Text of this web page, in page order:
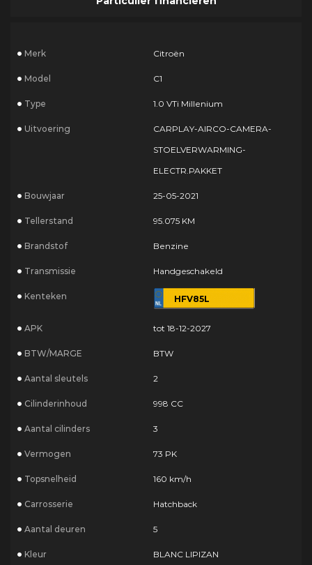
Merk Citroën
Model C1
Type 1.0 VTi Millenium
Uitvoering
CARPLAY-AIRCO-CAMERA-
STOELVERWARMING-
ELECTR.PAKKET
Bouwjaar 25-05-2021
Tellerstand 95.075 KM
Brandstof Benzine
Transmissie Handgeschakeld
Kenteken HFV85L
APK tot 18-12-2027
BTW/MARGE BTW
Aantal sleutels 2
Cilinderinhoud 998 CC
Aantal cilinders 3
Vermogen 73 PK
Topsnelheid 160 km/h
Carrosserie Hatchback
Aantal deuren 5
Kleur BLANC LIPIZAN